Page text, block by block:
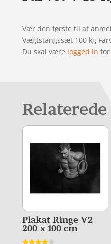
Vær den første til at
Vægtstangssæt 100 kg
Du skal være logged in for
Plakat Ringe V2
200 x 100 cm